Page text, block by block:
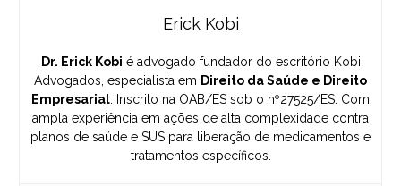
Erick Kobi
Dr. Erick Kobi é advogado fundador do escritório Kobi
Advogados, especialista em Direito da Saúde e Direito
Empresarial . Inscrito na OAB/ES sob o nº27525/ES. Com
ampla experiência em ações de alta complexidade contra
planos de saúde e SUS para liberação de medicamentos e
tratamentos específicos.